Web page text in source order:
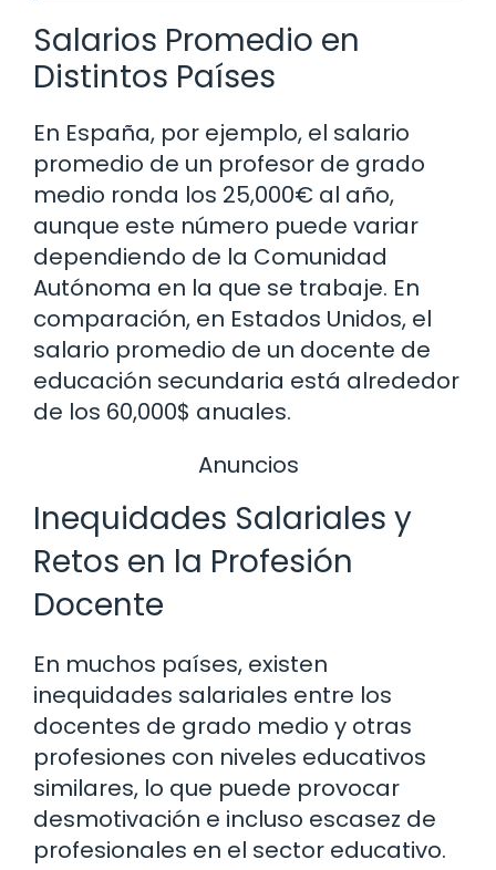
Salarios Promedio en
Distintos Países
En España, por ejemplo, el salario
promedio de un profesor de grado
medio ronda los 25,000€ al año,
aunque este número puede variar
dependiendo de la Comunidad
Autónoma en la que se trabaje. En
comparación, en Estados Unidos, el
salario promedio de un docente de
educación secundaria está alrededor
de los 60,000$ anuales.
Anuncios
Inequidades Salariales y
Retos en la Profesión
Docente
En muchos países, existen
inequidades salariales entre los
docentes de grado medio y otras
profesiones con niveles educativos
similares, lo que puede provocar
desmotivación e incluso escasez de
profesionales en el sector educativo.